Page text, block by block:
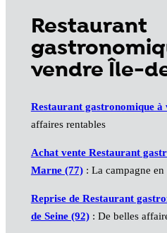
Restaurant
vendre Île-
Restaurant gastronomique à
affaires rentables
Achat vente Restaurant
Marne (77): La campagne en
Reprise de Restaurant
de Seine (92): De belles